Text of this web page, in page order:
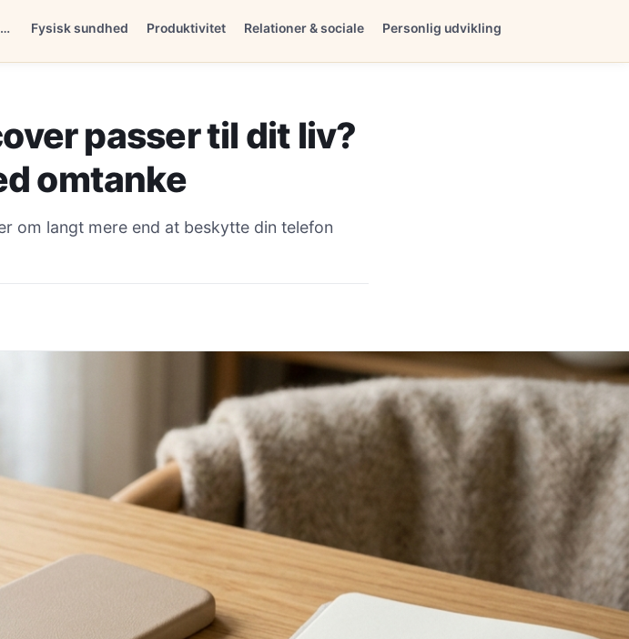
Mentalt velbefindende Fysisk sundhed Produktivitet Relationer & sociale Personlig udvikling
passer til dit liv?
omtanke
om langt mere end at beskytte din telefon